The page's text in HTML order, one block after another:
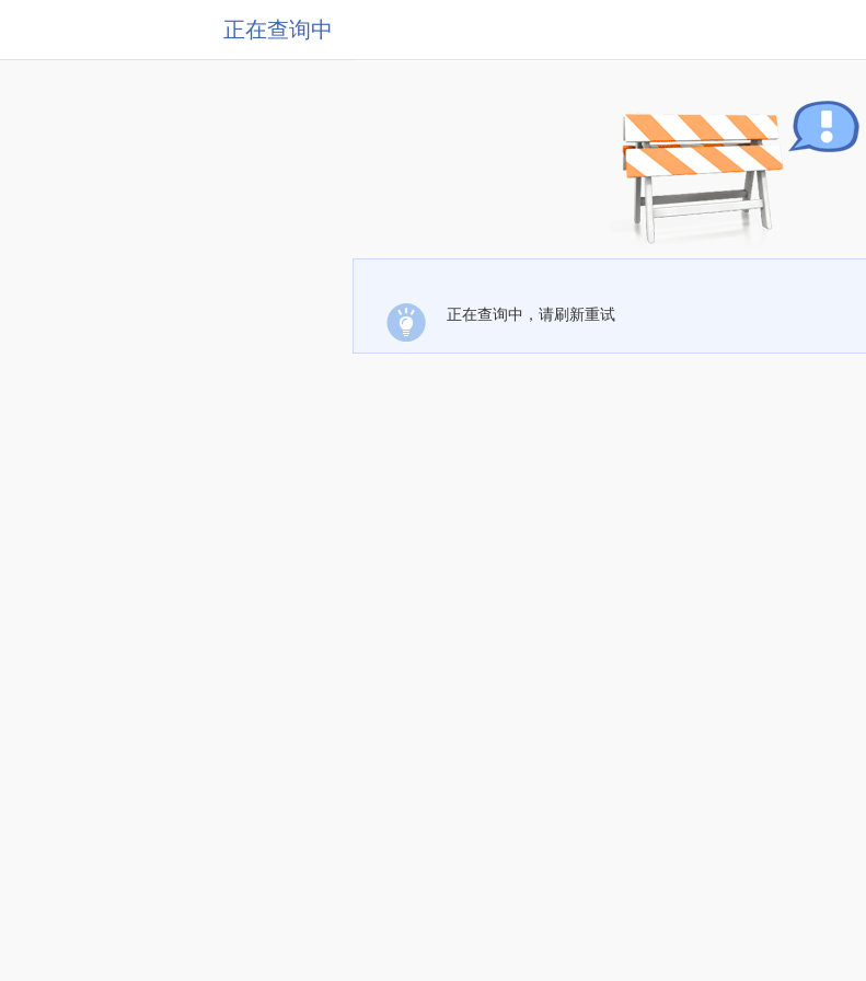
正在查询中
正在查询中，请刷新重试